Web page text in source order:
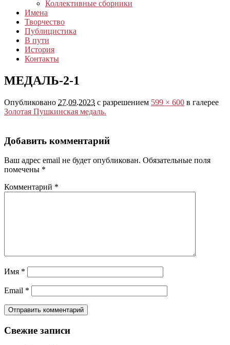
Коллективные сборники
Имена
Творчество
Публицистика
В пути
История
Контакты
МЕДАЛЬ-2-1
Опубликовано 27.09.2023 с разрешением 599 × 600 в галерее
Золотая Пушкинская медаль.
Добавить комментарий
Ваш адрес email не будет опубликован. Обязательные поля
помечены *
Комментарий *
Имя *
Email *
Свежие записи